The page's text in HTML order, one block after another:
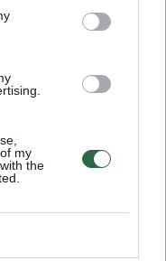
my
the
aplinkkelis: